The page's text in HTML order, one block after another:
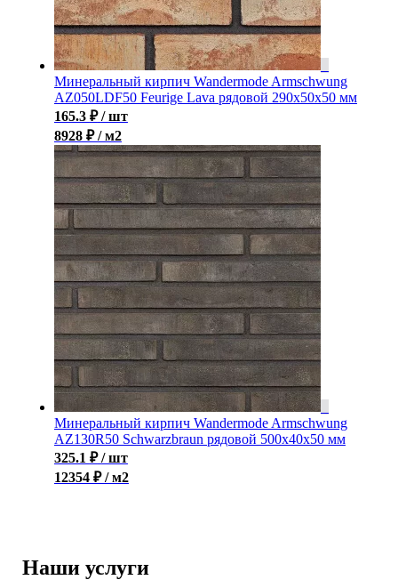
Минеральный кирпич Wandermode Armschwung
AZ050LDF50 Feurige Lava рядовой 290x50x50 мм
165.3 ₽ / шт
8928 ₽ / м2
Минеральный кирпич Wandermode Armschwung
AZ130R50 Schwarzbraun рядовой 500x40x50 мм
325.1 ₽ / шт
12354 ₽ / м2
Наши услуги